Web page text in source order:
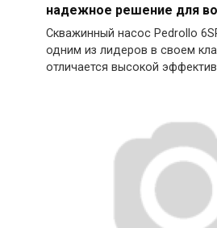
надежное решение для
Скважинный насос Pedrollo
одним из лидеров в своем
отличается высокой